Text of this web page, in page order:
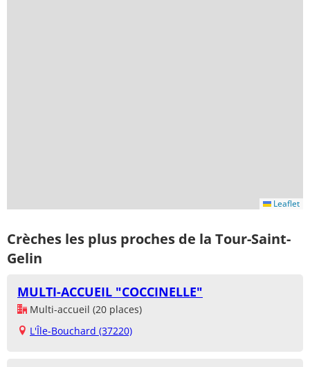
Leaflet
Crèches les plus proches de la Tour-Saint-
Gelin
MULTI-ACCUEIL "COCCINELLE"
Multi-accueil (20 places)
L'Île-Bouchard (37220)